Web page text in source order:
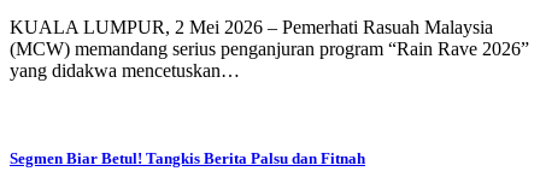
KUALA LUMPUR, 2 Mei 2026 – Pemerhati Rasuah Malaysia
(MCW) memandang serius penganjuran program “Rain Rave 2026”
yang didakwa mencetuskan…
Segmen Biar Betul! Tangkis Berita Palsu dan Fitnah